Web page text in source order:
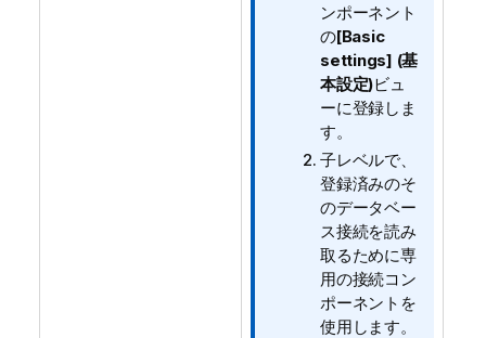
ンポーネント
の[Basic
settings] (基
本設定)ビュ
ーに登録しま
す。
子レベルで、
登録済みのそ
のデータベー
ス接続を読み
取るために専
用の接続コン
ポーネントを
使用します。